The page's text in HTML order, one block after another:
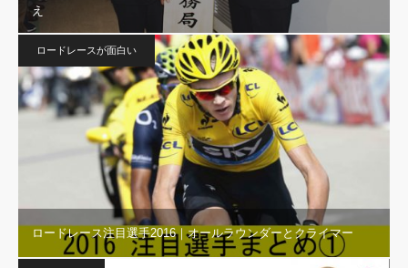
え
ロードレースが面白い
ロードレース注目選手2016｜オールラウンダーとクライマー